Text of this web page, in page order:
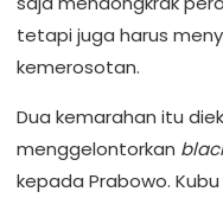
tetapi juga harus
kemerosotan.
Dua kemarahan itu
menggelontorkan
kepada Prabowo.